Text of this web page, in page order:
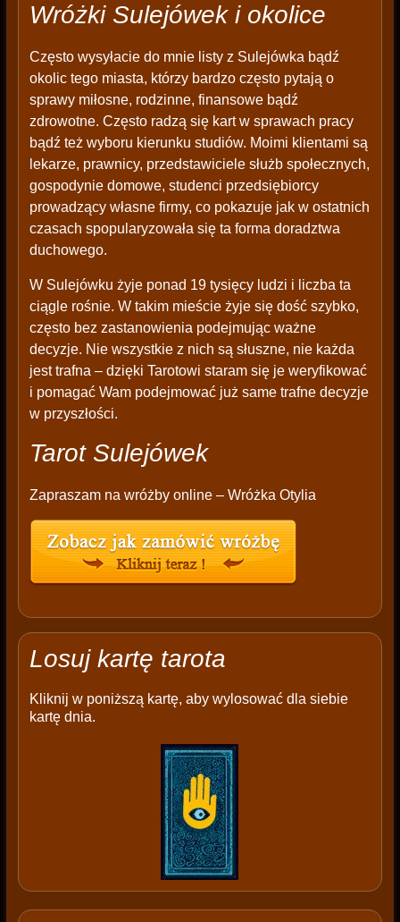
Wróżki Sulejówek i okolice
Często wysyłacie do mnie listy z Sulejówka bądź
okolic tego miasta, którzy bardzo często pytają o
sprawy miłosne, rodzinne, finansowe bądź
zdrowotne. Często radzą się kart w sprawach pracy
bądź też wyboru kierunku studiów. Moimi klientami są
lekarze, prawnicy, przedstawiciele służb społecznych,
gospodynie domowe, studenci przedsiębiorcy
prowadzący własne firmy, co pokazuje jak w ostatnich
czasach spopularyzowała się ta forma doradztwa
duchowego.
W Sulejówku żyje ponad 19 tysięcy ludzi i liczba ta
ciągle rośnie. W takim mieście żyje się dość szybko,
często bez zastanowienia podejmując ważne
decyzje. Nie wszystkie z nich są słuszne, nie każda
jest trafna – dzięki Tarotowi staram się je weryfikować
i pomagać Wam podejmować już same trafne decyzje
w przyszłości.
Tarot Sulejówek
Zapraszam na wróżby online – Wróżka Otylia
Losuj kartę tarota
Kliknij w poniższą kartę, aby wylosować dla siebie
kartę dnia.